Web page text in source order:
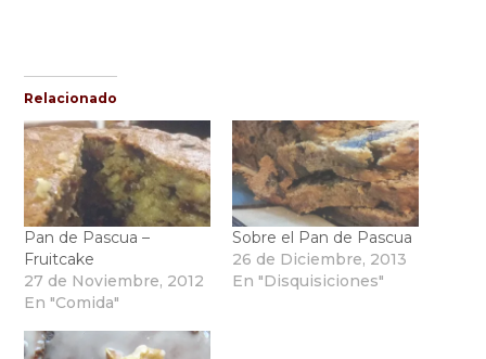
Relacionado
Pan de Pascua –
Fruitcake
27 de Noviembre, 2012
En "Comida"
Sobre el Pan de Pascua
26 de Diciembre, 2013
En "Disquisiciones"